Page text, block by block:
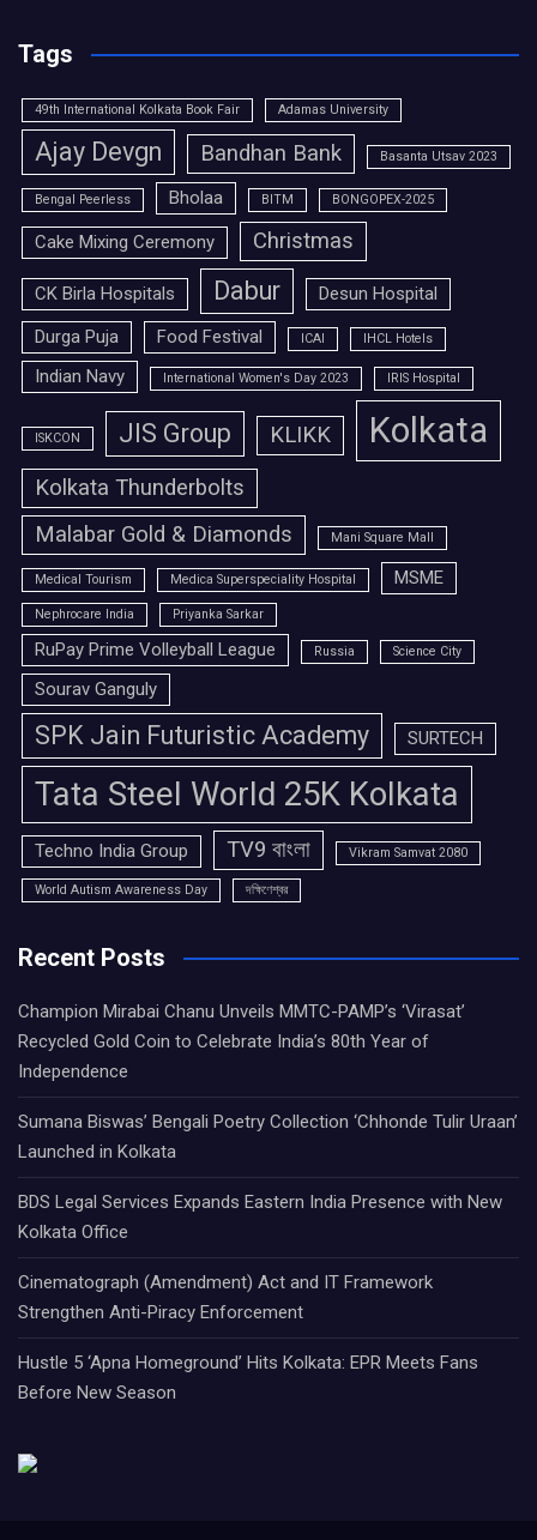
Tags
49th International Kolkata Book Fair Adamas University
Ajay Devgn Bandhan Bank Basanta Utsav 2023
Bengal Peerless Bholaa BITM BONGOPEX-2025
Cake Mixing Ceremony Christmas
CK Birla Hospitals Dabur
Desun Hospital
Durga Puja
Food Festival ICAI IHCL Hotels
Indian Navy International Women's Day 2023 IRIS Hospital
ISKCON JIS Group KLIKK Kolkata
Kolkata Thunderbolts
Malabar Gold & Diamonds
Mani Square Mall
Medical Tourism Medica Superspeciality Hospital MSME
Nephrocare India Priyanka Sarkar
RuPay Prime Volleyball League Russia Science City
Sourav Ganguly
SPK Jain Futuristic Academy SURTECH
Tata Steel World 25K Kolkata
Techno India Group TV9 বাংলা Vikram Samvat 2080
World Autism Awareness Day দক্ষিণেশ্বর
Recent Posts
Champion Mirabai Chanu Unveils MMTC-PAMP’s ‘Virasat’
Recycled Gold Coin to Celebrate India’s 80th Year of
Independence
Sumana Biswas’ Bengali Poetry Collection ‘Chhonde Tulir Uraan’
Launched in Kolkata
BDS Legal Services Expands Eastern India Presence with New
Kolkata Office
Cinematograph (Amendment) Act and IT Framework
Strengthen Anti-Piracy Enforcement
Hustle 5 ‘Apna Homeground’ Hits Kolkata: EPR Meets Fans
Before New Season